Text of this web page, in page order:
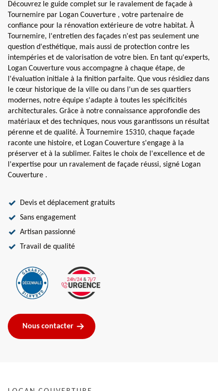
Découvrez le guide complet sur le ravalement de façade à
Tournemire par Logan Couverture , votre partenaire de
confiance pour la rénovation extérieure de votre habitat. À
Tournemire, l'entretien des façades n'est pas seulement une
question d'esthétique, mais aussi de protection contre les
intempéries et de valorisation de votre bien. En tant qu'experts,
Logan Couverture vous accompagne à chaque étape, de
l'évaluation initiale à la finition parfaite. Que vous résidiez dans
le cœur historique de la ville ou dans l'un de ses quartiers
modernes, notre équipe s'adapte à toutes les spécificités
architecturales. Grâce à notre connaissance approfondie des
matériaux et des techniques, nous vous garantissons un résultat
pérenne et de qualité. À Tournemire 15310, chaque façade
raconte une histoire, et Logan Couverture s'engage à la
préserver et à la sublimer. Faites le choix de l'excellence et de
l'expertise pour un ravalement de façade réussi, signé Logan
Couverture .
Devis et déplacement gratuits
Sans engagement
Artisan passionné
Travail de qualité
Nous contacter